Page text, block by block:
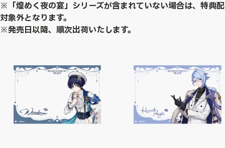
※「煌めく夜の宴」シリーズが含まれていない場合は、特典
対象外となります。
※発売日以降、順次出荷いたします。